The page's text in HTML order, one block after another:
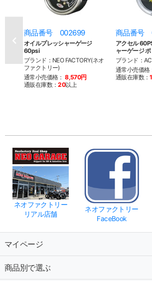
商品番号 002699
オイルプレッシャーゲージ
60psi
ブランド：NEO FACTORY(ネオ
ファクトリー)
通常小売価格： 8,570円
通販在庫数：20以上
商品番号
アクセル
ャーゲージ
ブランド：
通常小売価格
通販在庫数：1
ネオファクトリー
リアル店舗
ネオファクトリー
FaceBook
マイページ
商品別で選ぶ